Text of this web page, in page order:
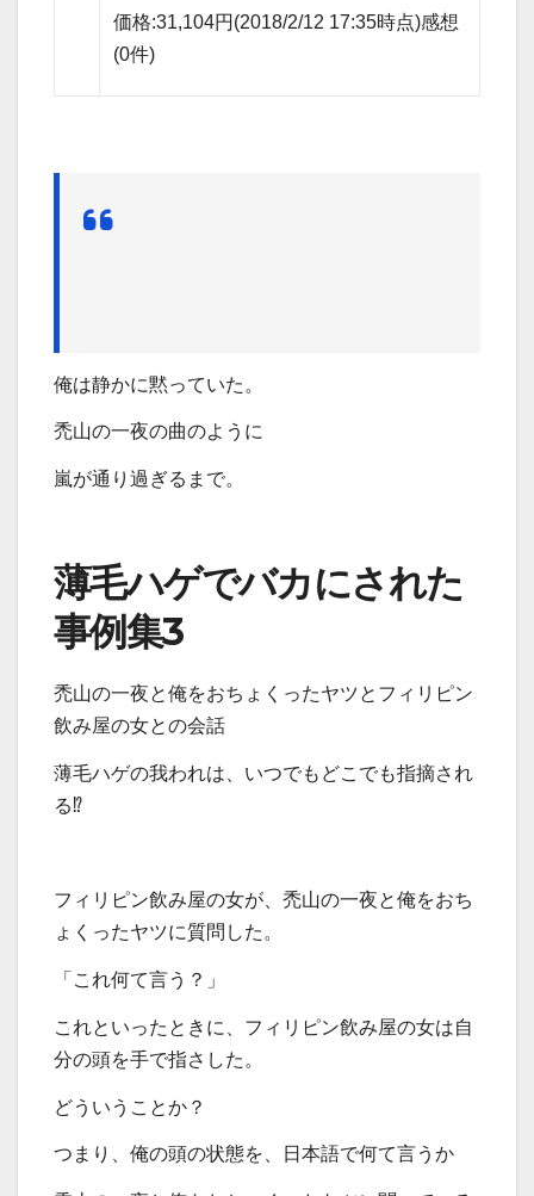
価格:31,104円(2018/2/12 17:35時点)感想
(0件)
俺は静かに黙っていた。
禿山の一夜の曲のように
嵐が通り過ぎるまで。
薄毛ハゲでバカにされた
事例集3
禿山の一夜と俺をおちょくったヤツとフィリピン
飲み屋の女との会話
薄毛ハゲの我われは、いつでもどこでも指摘され
る⁉
フィリピン飲み屋の女が、禿山の一夜と俺をおち
ょくったヤツに質問した。
「これ何て言う？」
これといったときに、フィリピン飲み屋の女は自
分の頭を手で指さした。
どういうことか？
つまり、俺の頭の状態を、日本語で何て言うか